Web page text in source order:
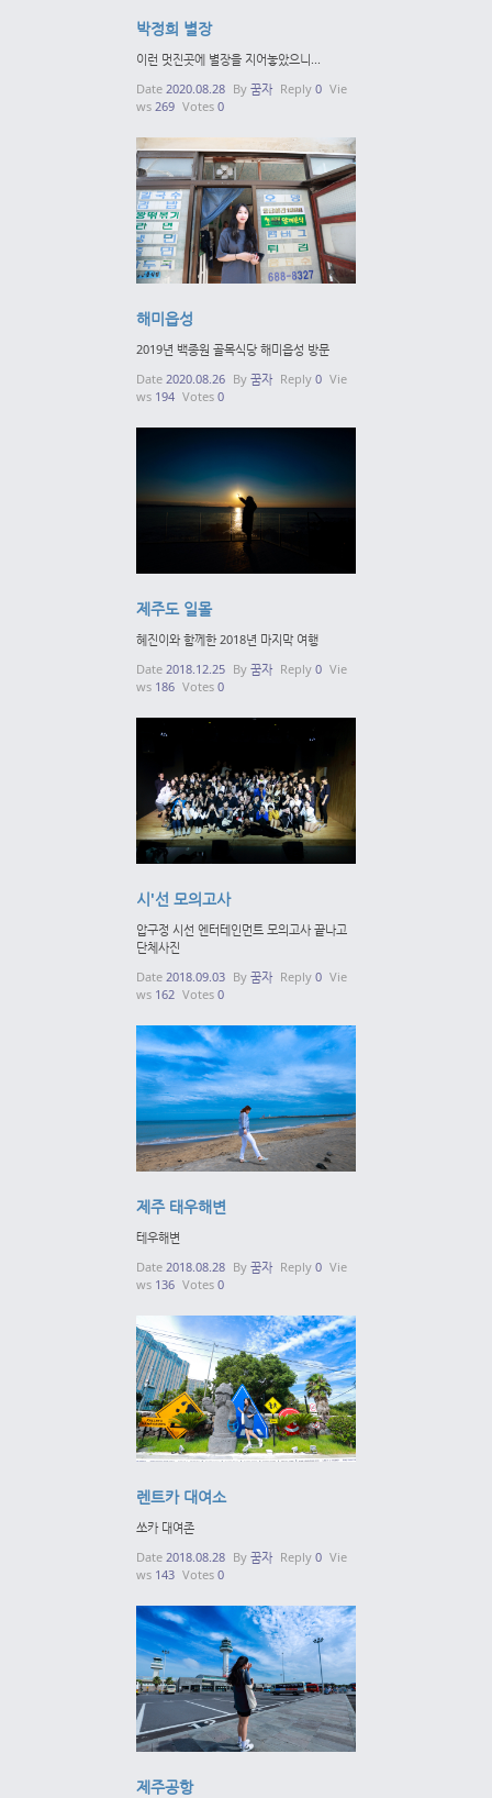
박정희 별장
이런 멋진곳에 별장을 지어놓았으니...
Date 2020.08.28 By 꿈자 Reply 0 Vie
ws 269 Votes 0
해미읍성
2019년 백종원 골목식당 해미읍성 방문
Date 2020.08.26 By 꿈자 Reply 0 Vie
ws 194 Votes 0
제주도 일몰
혜진이와 함께한 2018년 마지막 여행
Date 2018.12.25 By 꿈자 Reply 0 Vie
ws 186 Votes 0
시'선 모의고사
압구정 시선 엔터테인먼트 모의고사 끝나고
단체사진
Date 2018.09.03 By 꿈자 Reply 0 Vie
ws 162 Votes 0
제주 태우해변
테우해변
Date 2018.08.28 By 꿈자 Reply 0 Vie
ws 136 Votes 0
렌트카 대여소
쏘카 대여존
Date 2018.08.28 By 꿈자 Reply 0 Vie
ws 143 Votes 0
제주공항